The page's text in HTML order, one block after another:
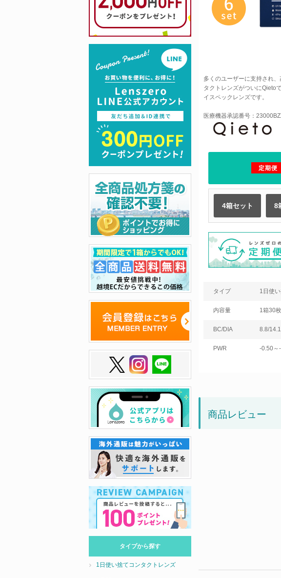
多くのユーザーに支持され
タクトレンズがついにQieto
イスペックレンズです。
医療機器承認番号：
定期便
4箱セット 8
タイプ 1日使
内容量 1箱30
BC/DIA 8.8/14.1
PWR -0.50～
商品レビュー
タイプから探す
1日使い捨てコンタクトレンズ